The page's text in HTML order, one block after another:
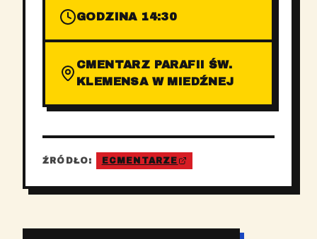
GODZINA 14:30
CMENTARZ PARAFII ŚW.
KLEMENSA W MIEDŹNEJ
ŹRÓDŁO: ECMENTARZE